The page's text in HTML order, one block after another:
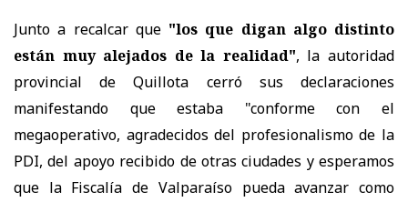
Junto a recalcar que "los que digan algo distinto
están muy alejados de la realidad", la autoridad
provincial de Quillota cerró sus declaraciones
manifestando que estaba "conforme con el
megaoperativo, agradecidos del profesionalismo de la
PDI, del apoyo recibido de otras ciudades y esperamos
que la Fiscalía de Valparaíso pueda avanzar como